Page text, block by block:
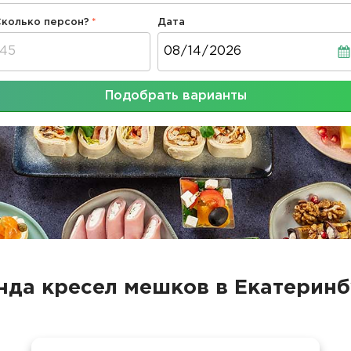
персон? Дата
Подобрать варианты
кресел мешков в